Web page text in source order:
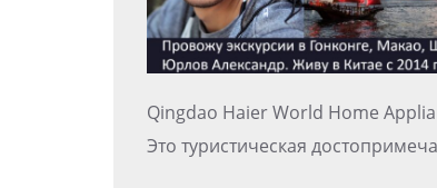
Qingdao Haier World Home
Это туристическая